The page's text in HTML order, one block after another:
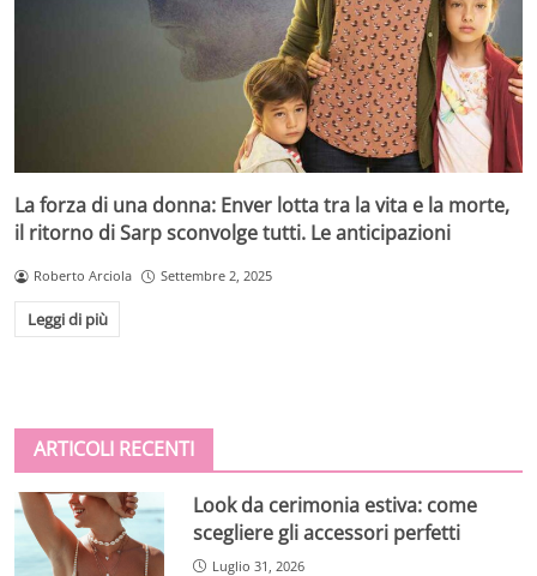
La forza di una donna: Enver lotta tra la vita e la morte,
il ritorno di Sarp sconvolge tutti. Le anticipazioni
Roberto Arciola Settembre 2, 2025
Leggi di più
ARTICOLI RECENTI
Look da cerimonia estiva: come
scegliere gli accessori perfetti
Luglio 31, 2026